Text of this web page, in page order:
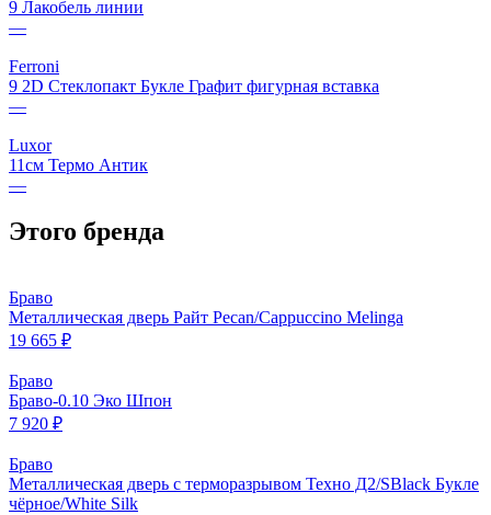
9 Лакобель линии
—
Ferroni
9 2D Стеклопакт Букле Графит фигурная вставка
—
Luxor
11см Термо Антик
—
Этого бренда
Браво
Металлическая дверь Райт Pecan/Cappuccino Melinga
19 665 ₽
Браво
Браво-0.10 Эко Шпон
7 920 ₽
Браво
Металлическая дверь с терморазрывом Техно Д2/SBlack Букле
чёрное/White Silk